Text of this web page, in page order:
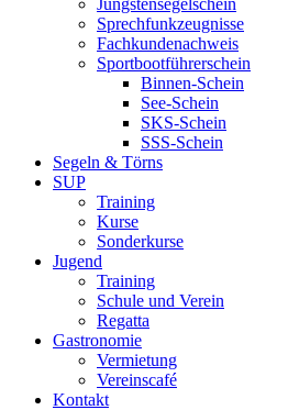
Jüngstensegelschein
Sprechfunkzeugnisse
Fachkundenachweis
Sportbootführerschein
Binnen-Schein
See-Schein
SKS-Schein
SSS-Schein
Segeln & Törns
SUP
Training
Kurse
Sonderkurse
Jugend
Training
Schule und Verein
Regatta
Gastronomie
Vermietung
Vereinscafé
Kontakt